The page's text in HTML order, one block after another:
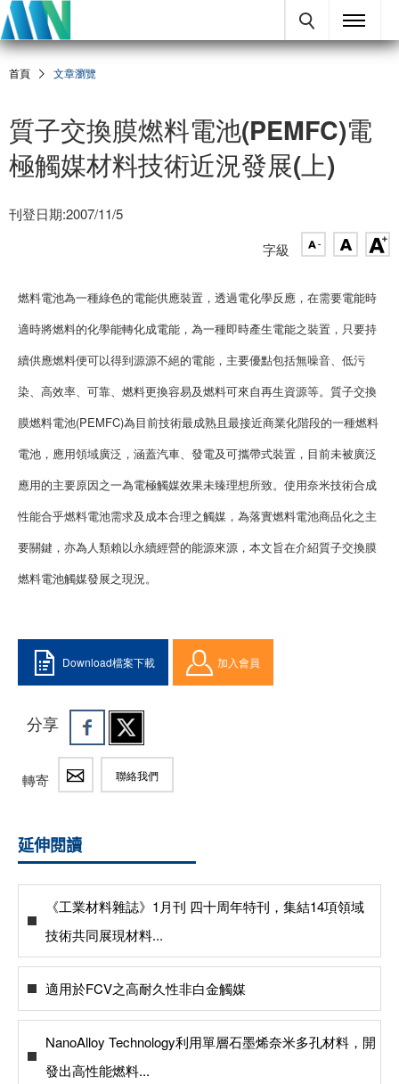
首頁 文章瀏覽
質子交換膜燃料電池(PEMFC)電
極觸媒材料技術近況發展(上)
刊登日期:2007/11/5
字級
燃料電池為一種綠色的電能供應裝置，透過電化學反應，在需要電能時
適時將燃料的化學能轉化成電能，為一種即時產生電能之裝置，只要持
續供應燃料便可以得到源源不絕的電能，主要優點包括無噪音、低污
染、高效率、可靠、燃料更換容易及燃料可來自再生資源等。質子交換
膜燃料電池(PEMFC)為目前技術最成熟且最接近商業化階段的一種燃料
電池，應用領域廣泛，涵蓋汽車、發電及可攜帶式裝置，目前未被廣泛
應用的主要原因之一為電極觸媒效果未臻理想所致。使用奈米技術合成
性能合乎燃料電池需求及成本合理之觸媒，為落實燃料電池商品化之主
要關鍵，亦為人類賴以永續經營的能源來源，本文旨在介紹質子交換膜
燃料電池觸媒發展之現況。
Download檔案下載 加入會員
分享
轉寄 聯絡我們
延伸閱讀
《工業材料雜誌》1月刊 四十周年特刊，集結14項領域
技術共同展現材料...
適用於FCV之高耐久性非白金觸媒
NanoAlloy Technology利用單層石墨烯奈米多孔材料，開
發出高性能燃料...